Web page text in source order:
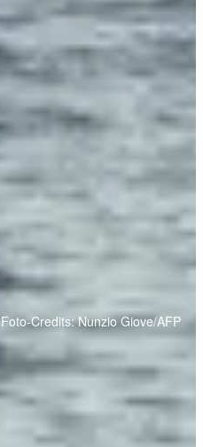
Foto-Credits: Nunzio Giove/AFP